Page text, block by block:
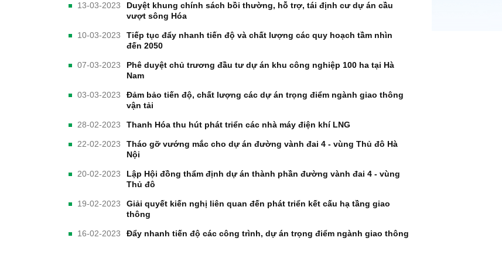
13-03-2023
Duyệt khung chính sách bồi thường, hỗ trợ, tái định cư dự án cầu
vượt sông Hóa
10-03-2023
Tiếp tục đẩy nhanh tiến độ và chất lượng các quy hoạch tầm nhìn
đến 2050
07-03-2023
Phê duyệt chủ trương đầu tư dự án khu công nghiệp 100 ha tại Hà
Nam
03-03-2023
Đảm bảo tiến độ, chất lượng các dự án trọng điểm ngành giao thông
vận tải
28-02-2023 Thanh Hóa thu hút phát triển các nhà máy điện khí LNG
22-02-2023
Tháo gỡ vướng mắc cho dự án đường vành đai 4 - vùng Thủ đô Hà
Nội
20-02-2023
Lập Hội đồng thẩm định dự án thành phần đường vành đai 4 - vùng
Thủ đô
19-02-2023
Giải quyết kiến nghị liên quan đến phát triển kết cấu hạ tầng giao
thông
16-02-2023 Đẩy nhanh tiến độ các công trình, dự án trọng điểm ngành giao thông